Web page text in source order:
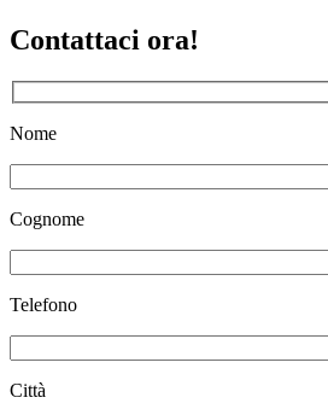
Contattaci ora!
Nome
Cognome
Telefono
Città